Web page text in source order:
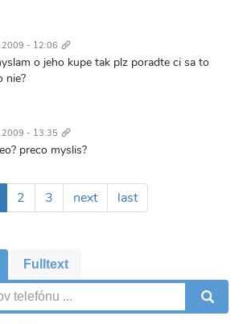
- 12:06 odkaz
o jeho kupe tak plz poradte ci sa to
nie?
- 13:35 odkaz
preco myslis?
Page
2 Page
3
Ďalšia
strana
next
Posledná
strana
last
Fulltext